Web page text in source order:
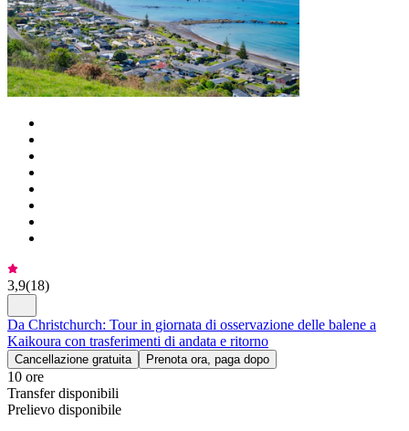
3,9(18)
Da Christchurch: Tour in giornata di osservazione delle balene a
Kaikoura con trasferimenti di andata e ritorno
Cancellazione gratuita Prenota ora, paga dopo
10 ore
Transfer disponibili
Prelievo disponibile